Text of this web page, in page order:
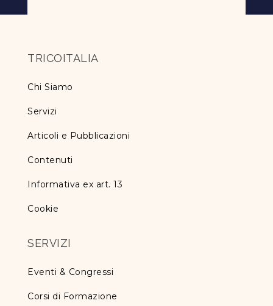
TRICOITALIA
Chi Siamo
Servizi
Articoli e Pubblicazioni
Contenuti
Informativa ex art. 13
Cookie
SERVIZI
Eventi & Congressi
Corsi di Formazione